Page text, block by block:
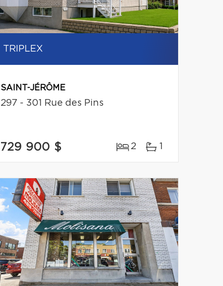
TRIPLEX
SAINT-JÉRÔME
297 - 301 Rue des Pins
729 900 $ 2 1